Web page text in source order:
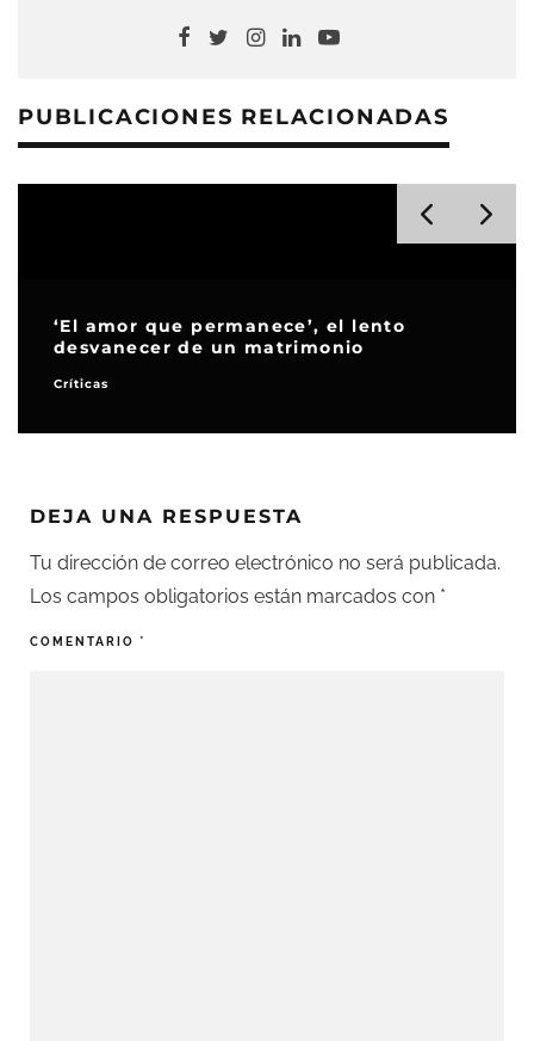
PUBLICACIONES RELACIONADAS
‘El amor que permanece’, el lento
desvanecer de un matrimonio
Críticas
DEJA UNA RESPUESTA
Tu dirección de correo electrónico no será publicada.
Los campos obligatorios están marcados con *
COMENTARIO *